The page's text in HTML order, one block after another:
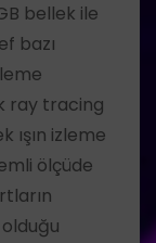
bellek ile
bazı
ray tracing
izleme
ölçüde